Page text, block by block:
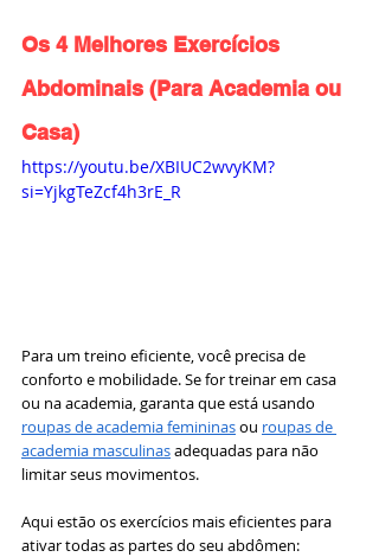
Os 4 Melhores Exercícios
Abdominais (Para Academia ou
Casa)
https://youtu.be/XBIUC2wvyKM?
si=YjkgTeZcf4h3rE_R
Para um treino eficiente, você precisa de
conforto e mobilidade. Se for treinar em casa
ou na academia, garanta que está usando
roupas de academia femininas ou roupas de
academia masculinas adequadas para não
limitar seus movimentos.
Aqui estão os exercícios mais eficientes para
ativar todas as partes do seu abdômen: